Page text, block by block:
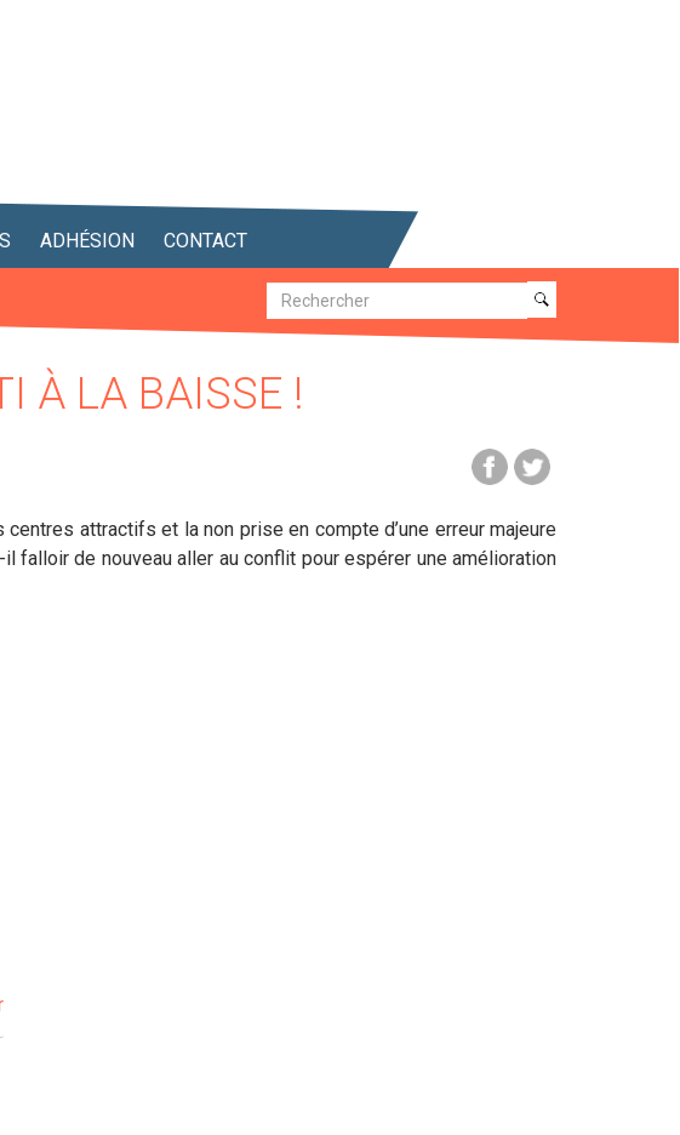
ADHÉSION CONTACT
Recherche
Recherche
À LA BAISSE !
attractifs et la non prise en compte d’une erreur majeure
falloir de nouveau aller au conflit pour espérer une amélioration